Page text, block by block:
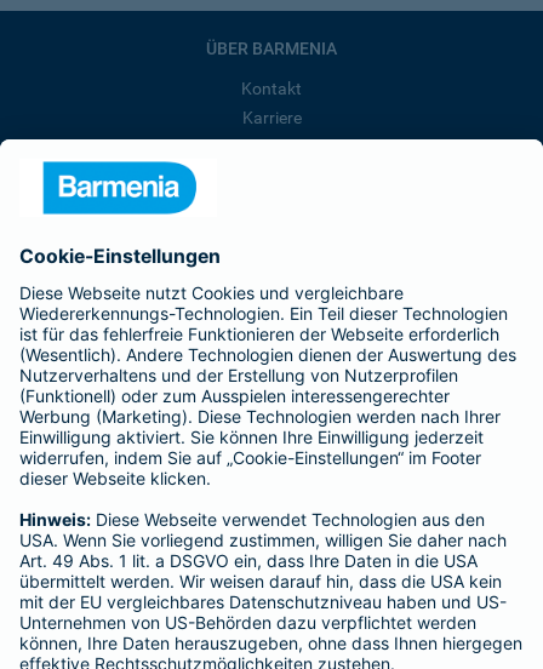
ÜBER BARMENIA
Kontakt
Karriere
Barmenia ist Teil der BarmeniaGothaer
BELIEBTE SEITEN
Kranken-Zusatzversicherung
Tierversicherungen
Haftpflichtversicherung
Hausratversicherung
Adresse ändern
Schaden melden
Kilometerstandsmeldung
Serviceübersicht